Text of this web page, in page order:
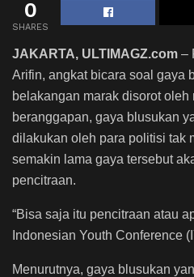
0
SHARES
JAKARTA, ULTIMAGZ.com –
Arifin, angkat bicara soal gaya
belakangan marak disorot oleh
beranggapan, gaya blusukan
dilakukan oleh para politisi tak
semakin lama gaya tersebut
pencitraan.
“Bisa saja itu pencitraan atau
Indonesian Youth Conference
Menurutnya, gaya blusukan